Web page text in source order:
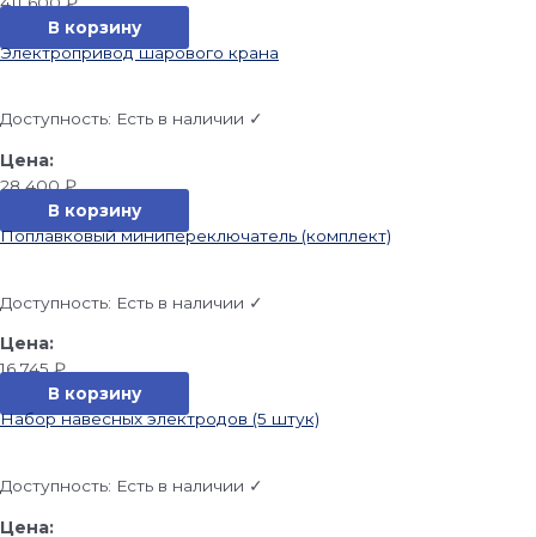
В корзину
Электропривод шарового крана
Доступность: Есть в наличии ✓
28 400₽
В корзину
Поплавковый минипереключатель (комплект)
Доступность: Есть в наличии ✓
16 745₽
В корзину
Набор навесных электродов (5 штук)
Доступность: Есть в наличии ✓